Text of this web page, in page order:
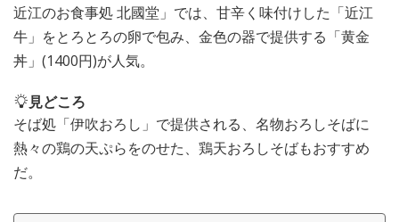
近江のお食事処 北國堂」では、甘辛く味付けした「近江
牛」をとろとろの卵で包み、金色の器で提供する「黄金
丼」(1400円)が人気。
見どころ
そば処「伊吹おろし」で提供される、名物おろしそばに
熱々の鶏の天ぷらをのせた、鶏天おろしそばもおすすめ
だ。